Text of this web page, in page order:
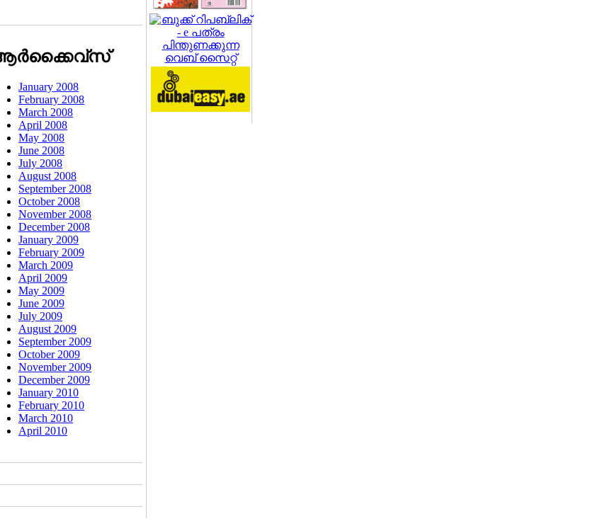
January 2008
February 2008
March 2008
April 2008
May 2008
June 2008
July 2008
August 2008
September 2008
October 2008
November 2008
December 2008
January 2009
February 2009
March 2009
April 2009
May 2009
June 2009
July 2009
August 2009
September 2009
October 2009
November 2009
December 2009
January 2010
February 2010
March 2010
April 2010